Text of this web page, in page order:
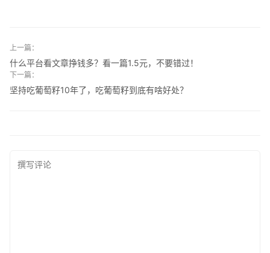
上一篇：
什么平台看文章挣钱多？看一篇1.5元，不要错过！
下一篇：
坚持吃葡萄籽10年了，吃葡萄籽到底有啥好处？